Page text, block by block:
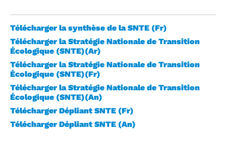
Télécharger la synthèse de la SNTE (Fr)
Télécharger la Stratégie Nationale de Transition
Écologique (SNTE)(Ar)
Télécharger la Stratégie Nationale de Transition
Écologique (SNTE)(Fr)
Télécharger la Stratégie Nationale de Transition
Écologique (SNTE)(An)
Télécharger Dépliant SNTE (Fr)
Télécharger Dépliant SNTE (An)